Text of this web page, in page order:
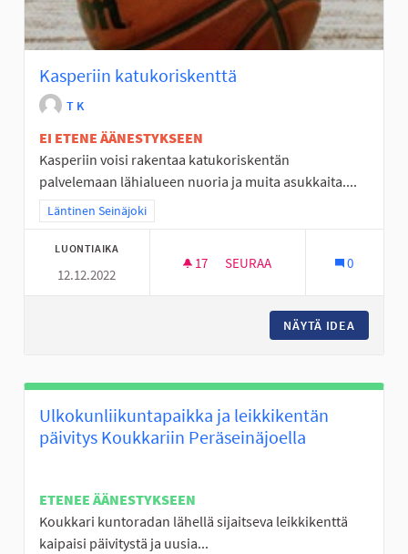
Kasperiin katukoriskenttä
T K
EI ETENE ÄÄNESTYKSEEN
Kasperiin voisi rakentaa katukoriskentän
palvelemaan lähialueen nuoria ja muita asukkaita....
Rajaa tulokset teeman mukaan: Läntinen Seinäjoki
Läntinen Seinäjoki
LUONTIAIKA
12.12.2022
17 17 SEURAAJAA
SEURAA 0
NÄYTÄ IDEA
Ulkokunliikuntapaikka ja leikkikentän
päivitys Koukkariin Peräseinäjoella
ETENEE ÄÄNESTYKSEEN
Koukkari kuntoradan lähellä sijaitseva leikkikenttä
kaipaisi päivitystä ja uusia...